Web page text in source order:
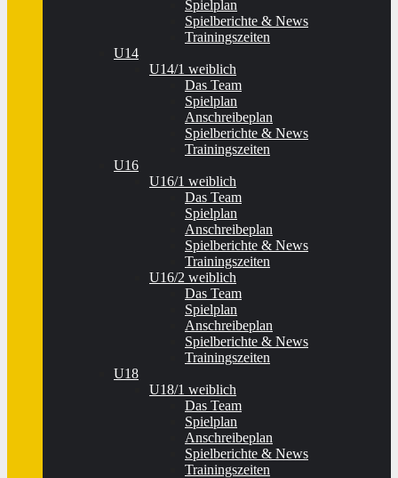
Spielplan
Spielberichte & News
Trainingszeiten
U14
U14/1 weiblich
Das Team
Spielplan
Anschreibeplan
Spielberichte & News
Trainingszeiten
U16
U16/1 weiblich
Das Team
Spielplan
Anschreibeplan
Spielberichte & News
Trainingszeiten
U16/2 weiblich
Das Team
Spielplan
Anschreibeplan
Spielberichte & News
Trainingszeiten
U18
U18/1 weiblich
Das Team
Spielplan
Anschreibeplan
Spielberichte & News
Trainingszeiten